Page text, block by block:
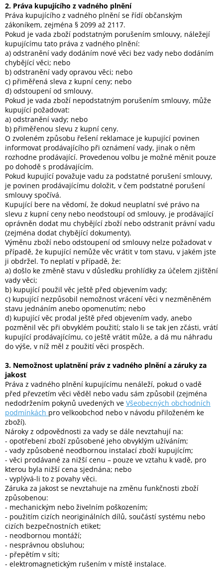
2. Práva kupujícího z vadného plnění
Práva kupujícího z vadného plnění se řídí občanským
zákoníkem, zejména § 2099 až 2117.
Pokud je vada zboží podstatným porušením smlouvy, náležejí
kupujícímu tato práva z vadného plnění:
a) odstranění vady dodáním nové věci bez vady nebo dodáním
chybějící věci; nebo
b) odstranění vady opravou věci; nebo
c) přiměřená sleva z kupní ceny; nebo
d) odstoupení od smlouvy.
Pokud je vada zboží nepodstatným porušením smlouvy, může
kupující požadovat:
a) odstranění vady; nebo
b) přiměřenou slevu z kupní ceny.
O zvoleném způsobu řešení reklamace je kupující povinen
informovat prodávajícího při oznámení vady, jinak o něm
rozhodne prodávající. Provedenou volbu je možné měnit pouze
po dohodě s prodávajícím.
Pokud kupující považuje vadu za podstatné porušení smlouvy,
je povinen prodávajícímu doložit, v čem podstatné porušení
smlouvy spočívá.
Kupující bere na vědomí, že dokud neuplatní své právo na
slevu z kupní ceny nebo neodstoupí od smlouvy, je prodávající
oprávněn dodat mu chybějící zboží nebo odstranit právní vadu
(zejména dodat chybějící dokumenty).
Výměnu zboží nebo odstoupení od smlouvy nelze požadovat v
případě, že kupující nemůže věc vrátit v tom stavu, v jakém jste
ji obdržel. To neplatí v případě, že:
a) došlo ke změně stavu v důsledku prohlídky za účelem zjištění
vady věci;
b) kupující použil věc ještě před objevením vady;
c) kupující nezpůsobil nemožnost vrácení věci v nezměněném
stavu jednáním anebo opomenutím; nebo
d) kupující věc prodal ještě před objevením vady, anebo
pozměnil věc při obvyklém použití; stalo li se tak jen zčásti, vrátí
kupující prodávajícímu, co ještě vrátit může, a dá mu náhradu
do výše, v níž měl z použití věci prospěch.
3. Nemožnost uplatnění práv z vadného plnění a záruky za
jakost
Práva z vadného plnění kupujícímu nenáleží, pokud o vadě
před převzetím věci věděl nebo vadu sám způsobil (zejména
nedodržením pokynů uvedených ve Všeobecných obchodních
podmínkách pro velkoobchod nebo v návodu přiloženém ke
zboží).
Nároky z odpovědnosti za vady se dále nevztahují na:
- opotřebení zboží způsobené jeho obvyklým užíváním;
- vady způsobené neodbornou instalací zboží kupujícím;
- věci prodávané za nižší cenu – pouze ve vztahu k vadě, pro
kterou byla nižší cena sjednána; nebo
- vyplývá-li to z povahy věci.
Záruka za jakost se nevztahuje na změnu funkčnosti zboží
způsobenou:
- mechanickým nebo živelním poškozením;
- použitím cizích neoriginálních dílů, součástí systému nebo
cizích bezpečnostních etiket;
- neodbornou montáží;
- nesprávnou obsluhou;
- přepětím v síti;
- elektromagnetickým rušením v místě instalace.